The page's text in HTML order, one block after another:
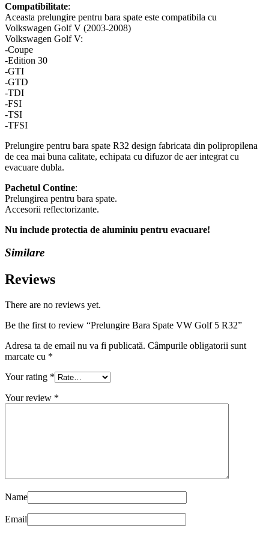
Compatibilitate:
Aceasta prelungire pentru bara spate este compatibila cu
Volkswagen Golf V (2003-2008)
Volkswagen Golf V:
-Coupe
-Edition 30
-GTI
-GTD
-TDI
-FSI
-TSI
-TFSI
Prelungire pentru bara spate R32 design fabricata din polipropilena
de cea mai buna calitate, echipata cu difuzor de aer integrat cu
evacuare dubla.
Pachetul Contine:
Prelungirea pentru bara spate.
Accesorii reflectorizante.
Nu include protectia de aluminiu pentru evacuare!
Similare
Reviews
There are no reviews yet.
Be the first to review “Prelungire Bara Spate VW Golf 5 R32”
Adresa ta de email nu va fi publicată. Câmpurile obligatorii sunt
marcate cu *
Your rating *
Your review *
Name
Email